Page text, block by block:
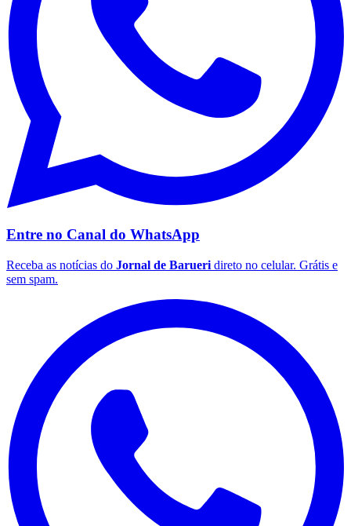
Entre no Canal do WhatsApp
Receba as notícias do Jornal de Barueri direto no celular. Grátis e
sem spam.